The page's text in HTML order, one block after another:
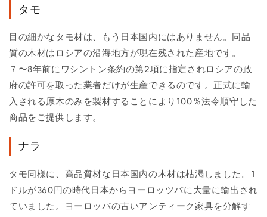
タモ
目の細かなタモ材は、もう日本国内にはありません。同品
質の木材はロシアの沿海地方が現在残された産地です。
７〜8年前にワシントン条約の第2項に指定されロシアの政
府の許可を取った業者だけが生産できるのです。正式に輸
入される原木のみを製材することにより100％法令順守した
商品をご提供します。
ナラ
タモ同様に、高品質材な日本国内の木材は枯渇しました。1
ドルが360円の時代日本からヨーロッツパに大量に輸出され
ていました。ヨーロッパの古いアンティーク家具を分解す